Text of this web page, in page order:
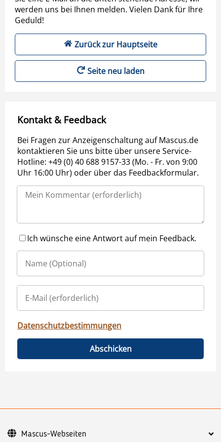
werden uns bei Ihnen melden. Vielen Dank für Ihre
Geduld!
Zurück zur Hauptseite
Seite neu laden
Kontakt & Feedback
Bei Fragen zur Anzeigenschaltung auf Mascus.de
kontaktieren Sie uns bitte über unsere Service-
Hotline: +49 (0) 40 688 9157-33 (Mo. - Fr. von 9:00
Uhr 16:00 Uhr) oder über das Feedbackformular.
Ich wünsche eine Antwort auf mein Feedback.
Datenschutzbestimmungen
Abschicken
Mascus-Webseiten